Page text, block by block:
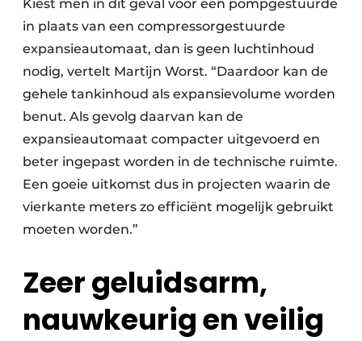
Kiest men in dit geval voor een pompgestuurde
in plaats van een compressorgestuurde
expansie­automaat, dan is geen luchtinhoud
nodig, vertelt Martijn Worst. “Daardoor kan de
gehele tankinhoud als expansievolume worden
benut. Als gevolg daarvan kan de
expansieautomaat compacter uitgevoerd en
beter ingepast worden in de technische ruimte.
Een goeie uitkomst dus in projecten waarin de
vierkante meters zo efficiënt mogelijk gebruikt
moeten worden.”
Zeer geluidsarm,
nauwkeurig en veilig